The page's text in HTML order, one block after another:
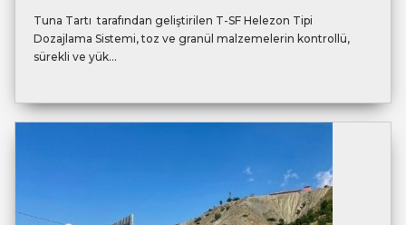
Tuna Tartı tarafından geliştirilen T-SF Helezon Tipi
Dozajlama Sistemi, toz ve granül malzemelerin kontrollü,
sürekli ve yük...